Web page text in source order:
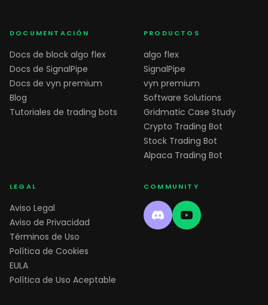
DOCUMENTACIÓN
Docs de block algo flex
Docs de SignalPipe
Docs de vyn premium
Blog
Tutoriales de trading bots
PRODUCTOS
algo flex
SignalPipe
vyn premium
Software Solutions
Gridmatic Case Study
Crypto Trading Bot
Stock Trading Bot
Alpaca Trading Bot
LEGAL
Aviso Legal
Aviso de Privacidad
Términos de Uso
Política de Cookies
EULA
Política de Uso Aceptable
COMMUNITY